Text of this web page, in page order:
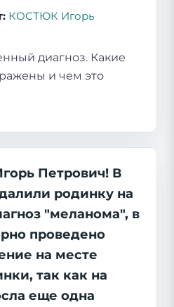
КОСТЮК Игорь
диагноз. Какие
и чем это
Петрович! В
родинку на
"меланома", в
проведено
на месте
так как на
еще одна